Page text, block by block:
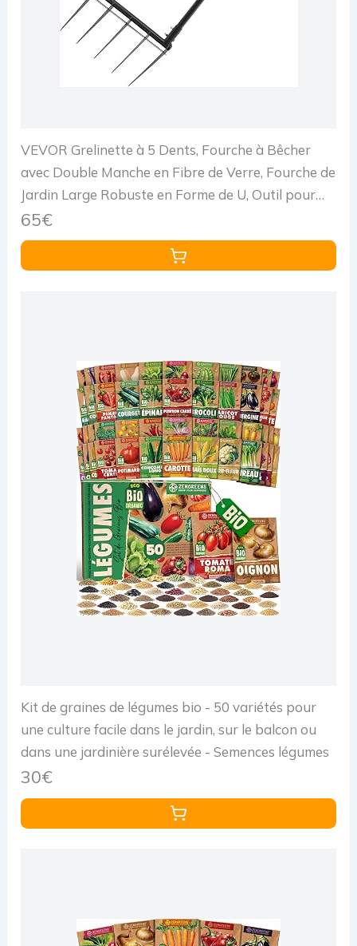
VEVOR Grelinette à 5 Dents, Fourche à Bêcher
avec Double Manche en Fibre de Verre, Fourche de
Jardin Large Robuste en Forme de U, Outil pour
Jardinage, Compostage, Transplantation, Aération
de Terre
65€
Kit de graines de légumes bio - 50 variétés pour
une culture facile dans le jardin, sur le balcon ou
dans une jardinière surélevée - Semences légumes
30€